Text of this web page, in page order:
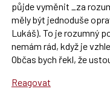
půjde vyměnit _za
měly být jednoduše
Lukáš). To je rozumný
nemám rád, když je
Občas bych řekl, že
Reagovat